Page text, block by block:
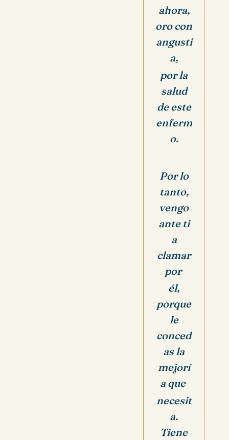
ahora,
oro con
angusti
a,
por la
salud
de este
enferm
o.
Por lo
tanto,
vengo
ante ti
a
clamar
por
él,
porque
le
conced
as la
mejorí
a que
necesit
a.
Tiene